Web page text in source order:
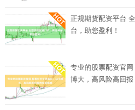
正规期货配资平台
台，助您盈利！
专业的股票配资官
博大，高风险高回报